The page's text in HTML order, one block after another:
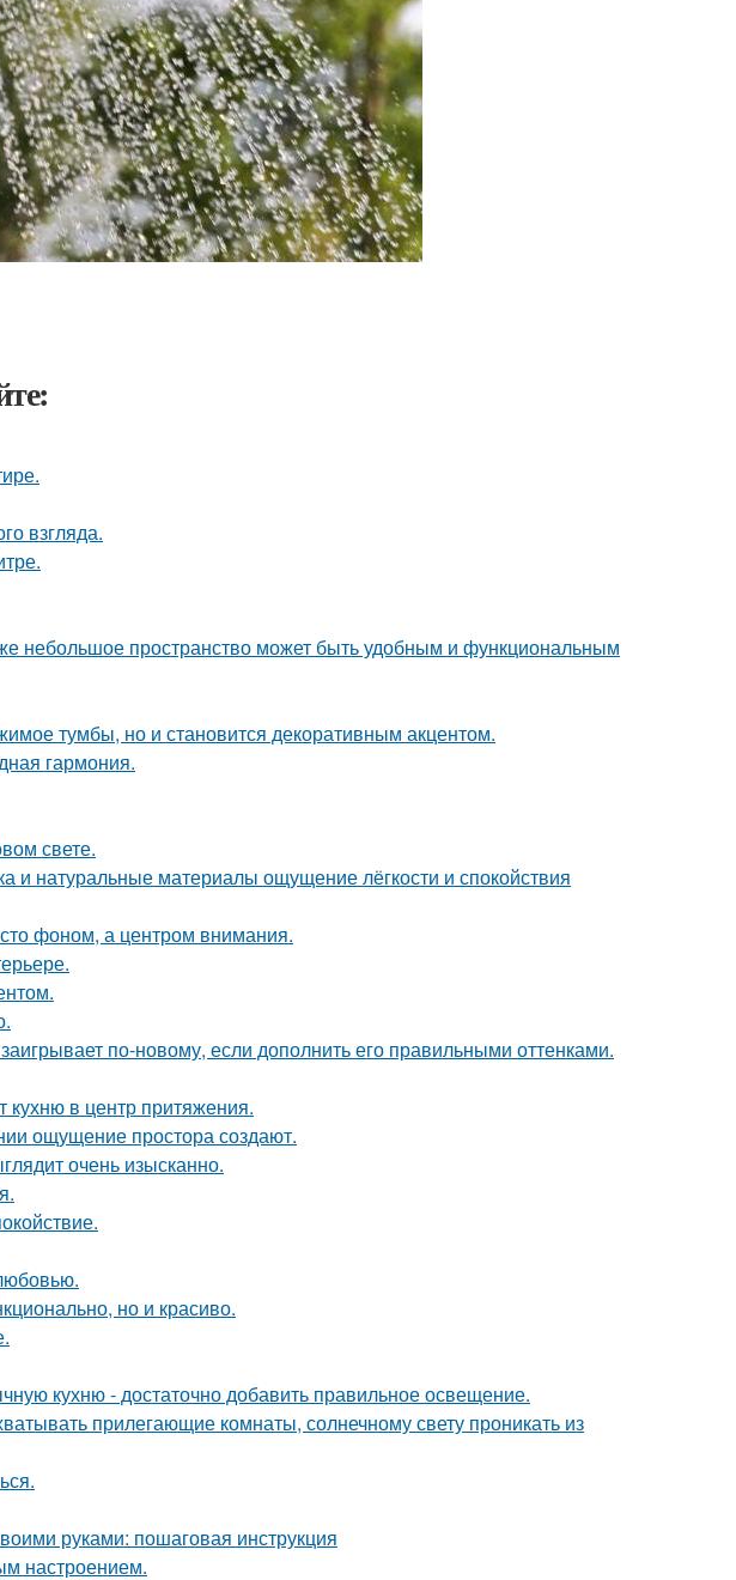
взгляда.
небольшое пространство может быть удобным и функциональным
тумбы, но и становится декоративным акцентом.
гармония.
свете.
и натуральные материалы ощущение лёгкости и спокойствия
фоном, а центром внимания.
по-новому, если дополнить его правильными оттенками.
в центр притяжения.
ощущение простора создают.
очень изысканно.
но и красиво.
кухню - достаточно добавить правильное освещение.
прилегающие комнаты, солнечному свету проникать из
руками: пошаговая инструкция
настроением.